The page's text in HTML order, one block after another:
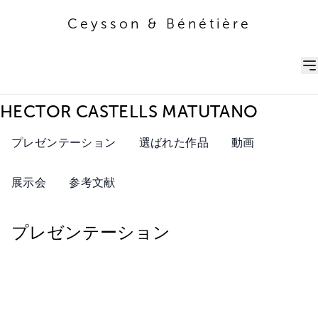
Ceysson & Bénétière
HECTOR CASTELLS MATUTANO
プレゼンテーション 選ばれた作品 動画
展示会 参考文献
プレゼンテーション